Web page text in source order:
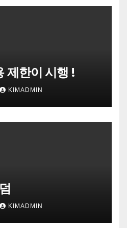
제한이 시행 !
KIMADMIN
KIMADMIN